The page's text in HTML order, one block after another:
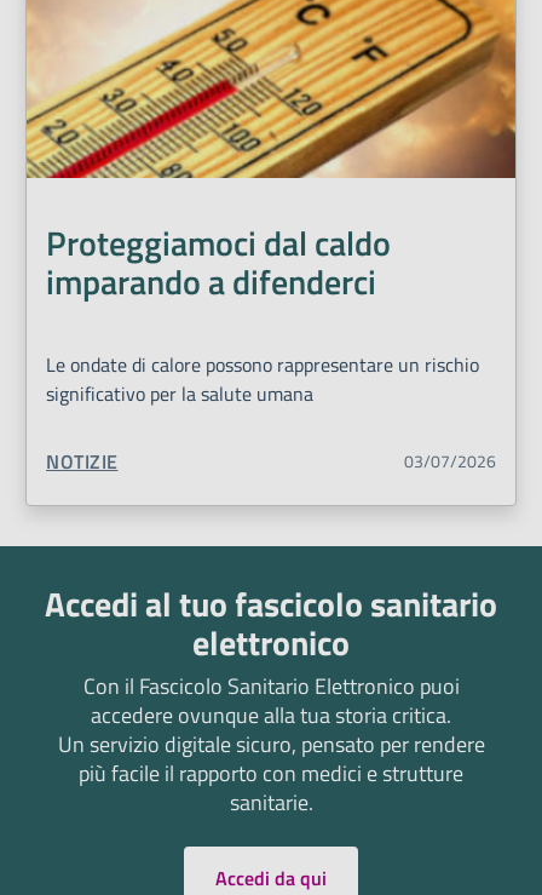
Proteggiamoci dal caldo
imparando a difenderci
Le ondate di calore possono rappresentare un rischio
significativo per la salute umana
TIPO CONTENUTO:
NOTIZIE 03/07/2026
Accedi al tuo fascicolo sanitario
elettronico
Con il Fascicolo Sanitario Elettronico puoi
accedere ovunque alla tua storia critica.
Un servizio digitale sicuro, pensato per rendere
più facile il rapporto con medici e strutture
sanitarie.
Accedi da qui